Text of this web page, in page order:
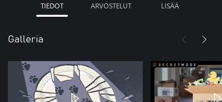
TIEDOT ARVOSTELUT LISÄÄ
Galleria